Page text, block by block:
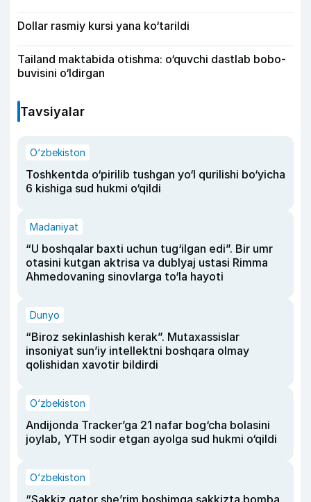
Dollar rasmiy kursi yana ko‘tarildi
Tailand maktabida otishma: o‘quvchi dastlab bobo-
buvisini o‘ldirgan
Tavsiyalar
O‘zbekiston
Toshkentda o‘pirilib tushgan yo‘l qurilishi bo‘yicha
6 kishiga sud hukmi o‘qildi
Madaniyat
“U boshqalar baxti uchun tug‘ilgan edi”. Bir umr
otasini kutgan aktrisa va dublyaj ustasi Rimma
Ahmedovaning sinovlarga to‘la hayoti
Dunyo
“Biroz sekinlashish kerak”. Mutaxassislar
insoniyat sun’iy intellektni boshqara olmay
qolishidan xavotir bildirdi
O‘zbekiston
Andijonda Tracker’ga 21 nafar bog‘cha bolasini
joylab, YTH sodir etgan ayolga sud hukmi o‘qildi
O‘zbekiston
“Sakkiz qator she’rim boshimga sakkizta bomba